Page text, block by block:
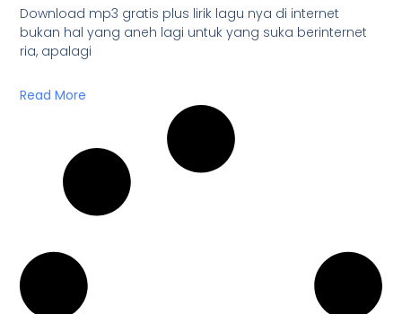
Download mp3 gratis plus lirik lagu nya di internet
bukan hal yang aneh lagi untuk yang suka berinternet
ria, apalagi
Read More